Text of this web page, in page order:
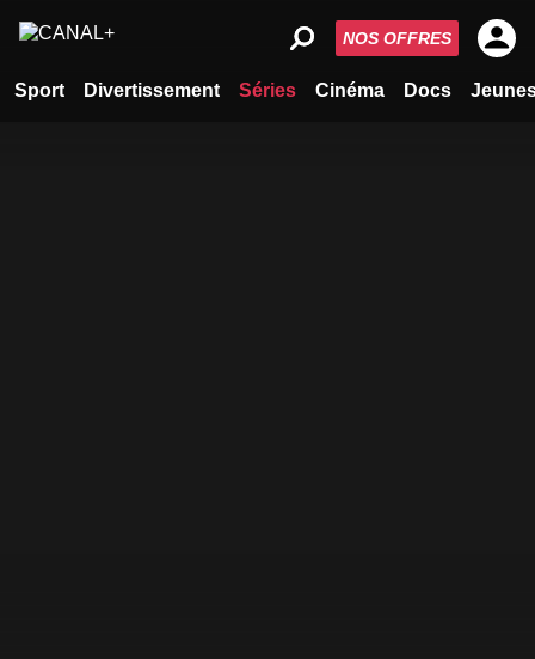
Sport Divertissement Séries Cinéma Docs
NOS OFFRES